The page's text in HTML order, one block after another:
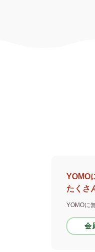
YOMO
たくさ
YOMOに
会